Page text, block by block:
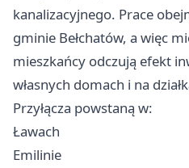
kanalizacyjnego. Prace
gminie Bełchatów, a więc
mieszkańcy odczują efekt
własnych domach i na
Przyłącza powstaną w:
Ławach
Emilinie